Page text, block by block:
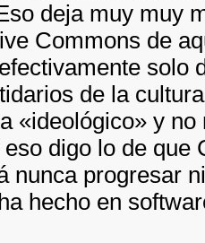
deja muy muy
Commons de
solo
de la
«ideológico» y no
digo lo de que
nunca progresar
hecho en